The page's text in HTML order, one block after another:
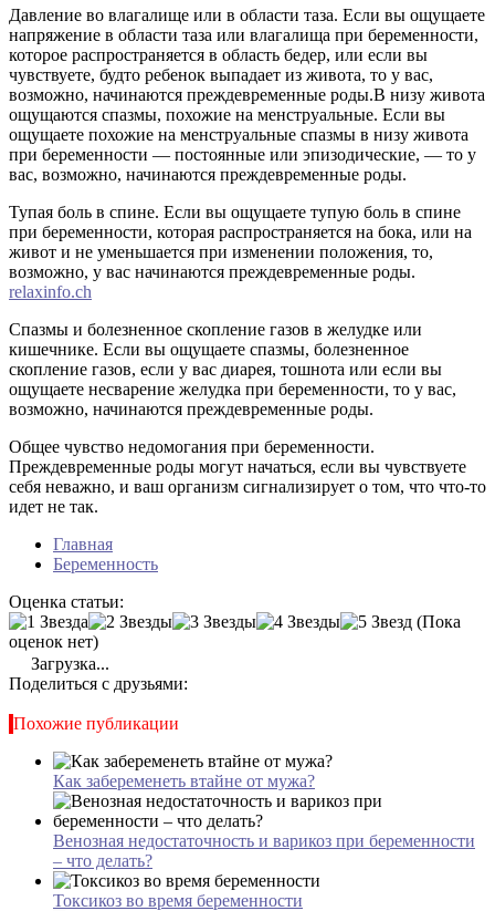
Давление во влагалище или в области таза. Если вы ощущаете
напряжение в области таза или влагалища при беременности,
которое распространяется в область бедер, или если вы
чувствуете, будто ребенок выпадает из живота, то у вас,
возможно, начинаются преждевременные роды.В низу живота
ощущаются спазмы, похожие на менструальные. Если вы
ощущаете похожие на менструальные спазмы в низу живота
при беременности — постоянные или эпизодические, — то у
вас, возможно, начинаются преждевременные роды.
Тупая боль в спине. Если вы ощущаете тупую боль в спине
при беременности, которая распространяется на бока, или на
живот и не уменьшается при изменении положения, то,
возможно, у вас начинаются преждевременные роды.
relaxinfo.ch
Спазмы и болезненное скопление газов в желудке или
кишечнике. Если вы ощущаете спазмы, болезненное
скопление газов, если у вас диарея, тошнота или если вы
ощущаете несварение желудка при беременности, то у вас,
возможно, начинаются преждевременные роды.
Общее чувство недомогания при беременности.
Преждевременные роды могут начаться, если вы чувствуете
себя неважно, и ваш организм сигнализирует о том, что что-то
идет не так.
Главная
Беременность
Оценка статьи:
(Пока
оценок нет)
Загрузка...
Поделиться с друзьями:
Похожие публикации
Как забеременеть втайне от мужа?
Венозная недостаточность и варикоз при беременности
– что делать?
Токсикоз во время беременности